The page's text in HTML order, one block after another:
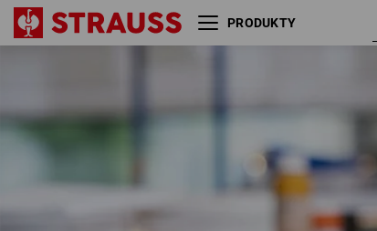
PRODUKTY
S1 Bezpečnostní obuv e.s.